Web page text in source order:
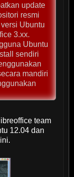
update
resmi
Ubuntu
3.xx.
Ubuntu
sendiri
mandiri
team
12.04 dan